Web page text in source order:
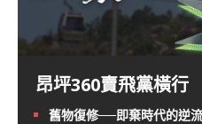
昂坪360賣飛黨橫
舊物復修──即棄時代的逆流